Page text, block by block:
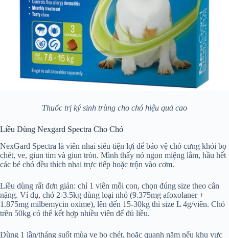
Thuốc trị ký sinh trùng cho chó hiệu quả cao
Liều Dùng Nexgard Spectra Cho Chó
NexGard Spectra là viên nhai siêu tiện lợi để bảo vệ chó cưng khỏi bọ
chét, ve, giun tim và giun tròn. Mình thấy nó ngon miệng lắm, hầu hết
các bé chó đều thích nhai trực tiếp hoặc trộn vào cơm.
Liều dùng rất đơn giản: chỉ 1 viên mỗi con, chọn đúng size theo cân
nặng. Ví dụ, chó 2-3.5kg dùng loại nhỏ (9.375mg afoxolaner +
1.875mg milbemycin oxime), lên đến 15-30kg thì size L 4g/viên. Chó
trên 50kg có thể kết hợp nhiều viên để đủ liều.
Dùng 1 lần/tháng suốt mùa ve bọ chét, hoặc quanh năm nếu khu vực